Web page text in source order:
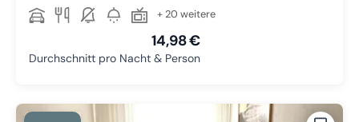
+ 20 weitere
14,98 €
Durchschnitt pro Nacht & Person